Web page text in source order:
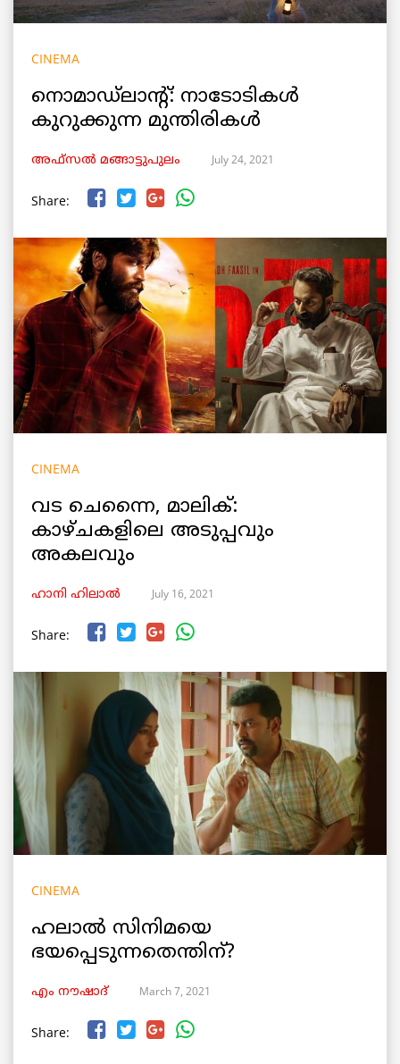
CINEMA
നൊമാഡ്‌ലാന്റ്: നാടോടികൾ
കുറുക്കുന്ന മുന്തിരികൾ
അഫ്സൽ മങ്ങാട്ടുപുലം July 24, 2021
Share:
CINEMA
വട ചെന്നൈ, മാലിക്:
കാഴ്ചകളിലെ അടുപ്പവും
അകലവും
ഹാനി ഹിലാൽ July 16, 2021
Share:
CINEMA
ഹലാൽ സിനിമയെ
ഭയപ്പെടുന്നതെന്തിന്?
എം നൗഷാദ് March 7, 2021
Share: